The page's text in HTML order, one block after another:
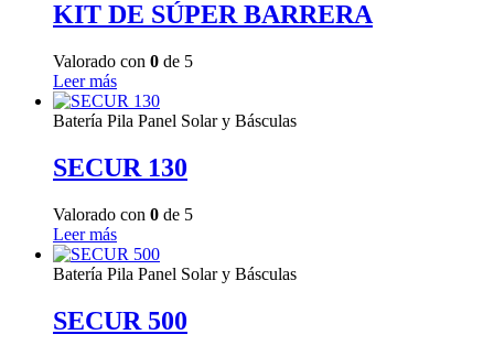
KIT DE SÚPER BARRERA
Valorado con 0 de 5
Leer más
Batería Pila Panel Solar y Básculas
SECUR 130
Valorado con 0 de 5
Leer más
Batería Pila Panel Solar y Básculas
SECUR 500